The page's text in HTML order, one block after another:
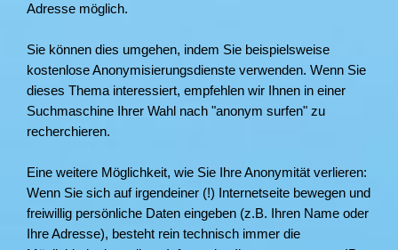
Adresse möglich.
Sie können dies umgehen, indem Sie beispielsweise
kostenlose Anonymisierungsdienste verwenden. Wenn Sie
dieses Thema interessiert, empfehlen wir Ihnen in einer
Suchmaschine Ihrer Wahl nach "anonym surfen" zu
recherchieren.
Eine weitere Möglichkeit, wie Sie Ihre Anonymität verlieren:
Wenn Sie sich auf irgendeiner (!) Internetseite bewegen und
freiwillig persönliche Daten eingeben (z.B. Ihren Name oder
Ihre Adresse), besteht rein technisch immer die